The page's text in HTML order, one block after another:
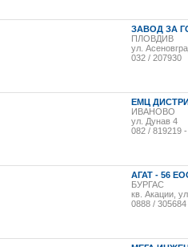
ЗАВОД ЗА
ПЛОВДИВ
ул.
032 / 207930
ЕМЦ
ИВАНОВО
ул. Дунав 4
082 / 819219
АГАТ - 56
БУРГАС
кв. Акации,
0888 / 305684